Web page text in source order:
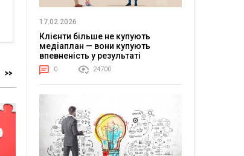
17.02.2026
Клієнти більше не купують
медіаплан — вони купують
впевненість у результаті
0 24700